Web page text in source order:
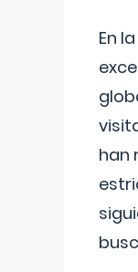
En
han